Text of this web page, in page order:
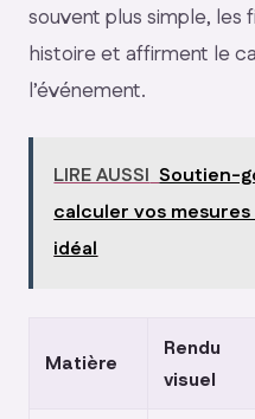
souvent plus simple, les
histoire et affirment le
l’événement.
LIRE AUSSI Soutien-
calculer vos
idéal
Matière
Rendu
visuel